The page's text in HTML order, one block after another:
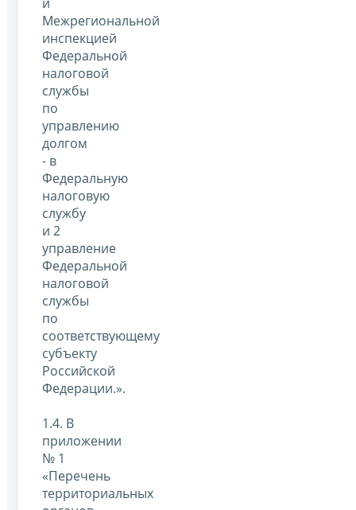
Межрегиональной
инспекцией
Федеральной
налоговой
службы
по
управлению
долгом
- в
Федеральную
налоговую
службу
и 2
управление
Федеральной
налоговой
службы
по
соответствующему
субъекту
Российской
Федерации.».
1.4. В
приложении
№ 1
«Перечень
территориальных